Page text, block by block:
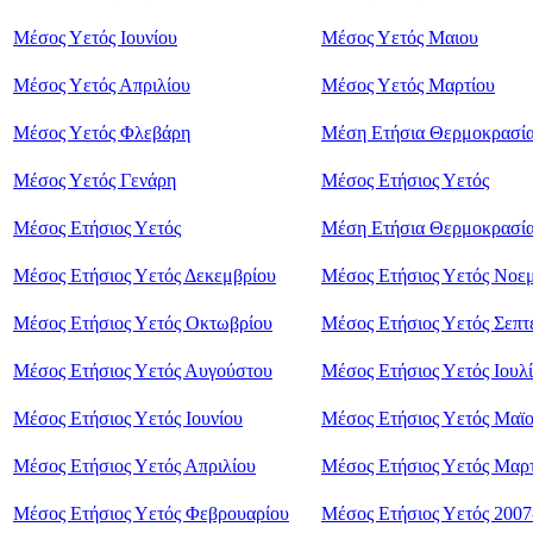
Μέσος Υετός Ιουνίου Μέσος Υετός Μαιου
Μέσος Υετός Απριλίου Μέσος Υετός Μαρτίου
Μέσος Υετός Φλεβάρη Μέση Ετήσια
Μέσος Υετός Γενάρη Μέσος Ετήσιος Υετός
Μέσος Ετήσιος Υετός Μέση Ετήσια
Μέσος Ετήσιος Υετός Δεκεμβρίου Μέσος Ετήσιος Υετός
Μέσος Ετήσιος Υετός Οκτωβρίου Μέσος Ετήσιος Υετός
Μέσος Ετήσιος Υετός Αυγούστου Μέσος Ετήσιος Υετός
Μέσος Ετήσιος Υετός Ιουνίου Μέσος Ετήσιος Υετός
Μέσος Ετήσιος Υετός Απριλίου Μέσος Ετήσιος Υετός
Μέσος Ετήσιος Υετός Φεβρουαρίου Μέσος Ετήσιος Υετός